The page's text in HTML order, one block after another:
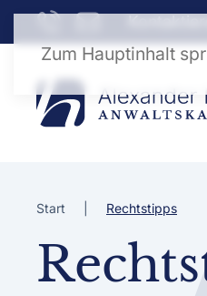
Zum Hauptinhalt
Start Rechtstipps